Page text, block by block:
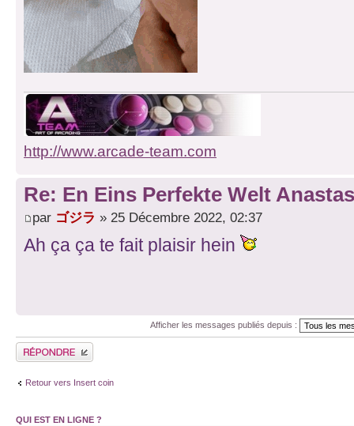
http://www.arcade-team.com
Re: En Eins Perfekte Welt
par ゴジラ » 25 Décembre 2022, 02:37
Ah ça ça te fait plaisir hein
Afficher les messages publiés depuis :
Publier une réponse
Retour vers Insert coin
QUI EST EN LIGNE ?